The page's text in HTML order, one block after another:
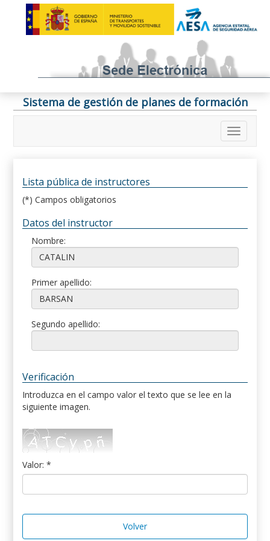
Sistema de gestión de planes de formación
Lista pública de instructores
(*) Campos obligatorios
Datos del instructor
Nombre:
Primer apellido:
Segundo apellido:
Verificación
Introduzca en el campo valor el texto que se lee en la
siguiente imagen.
Valor: *
Volver